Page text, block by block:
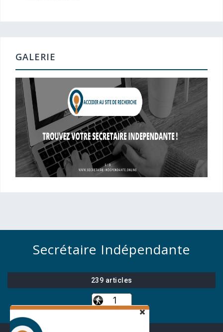
GALERIE
Secrétaire Indépendante
239 articles